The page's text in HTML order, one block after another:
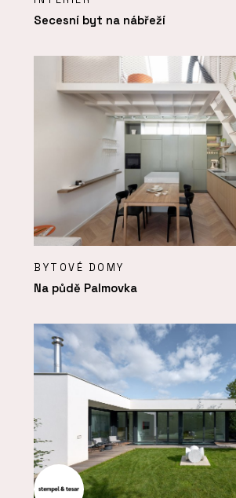
Secesní byt na nábřeží
BYTOVÉ DOMY
Na půdě Palmovka